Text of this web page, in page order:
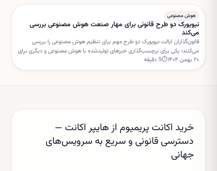
هوش مصنوعی
نیویورک دو طرح قانونی برای مهار صنعت هوش مصنوعی بررسی
می‌کند
قانون‌گذاران ایالت نیویورک دو طرح مهم برای تنظیم هوش مصنوعی را بررسی
می‌کنند؛ یکی برای برچسب‌گذاری خبرهای تولیدشده با هوش مصنوعی و دیگری برای
تعلیق مجوز ساخت مراکز داده جدید.
۲۰ بهمن ۱۴۰۴ ⏱
5 دقیقه
خرید اکانت پریمیوم از هایپر اکانت —
دسترسی قانونی و سریع به سرویس‌های
جهانی